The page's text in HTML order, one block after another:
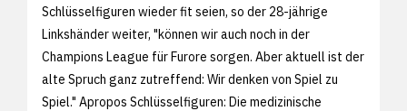
Schlüsselfiguren wieder fit seien, so der 28-jährige
Linkshänder weiter, "können wir auch noch in der
Champions League für Furore sorgen. Aber aktuell ist der
alte Spruch ganz zutreffend: Wir denken von Spiel zu
Spiel." Apropos Schlüsselfiguren: Die medizinische